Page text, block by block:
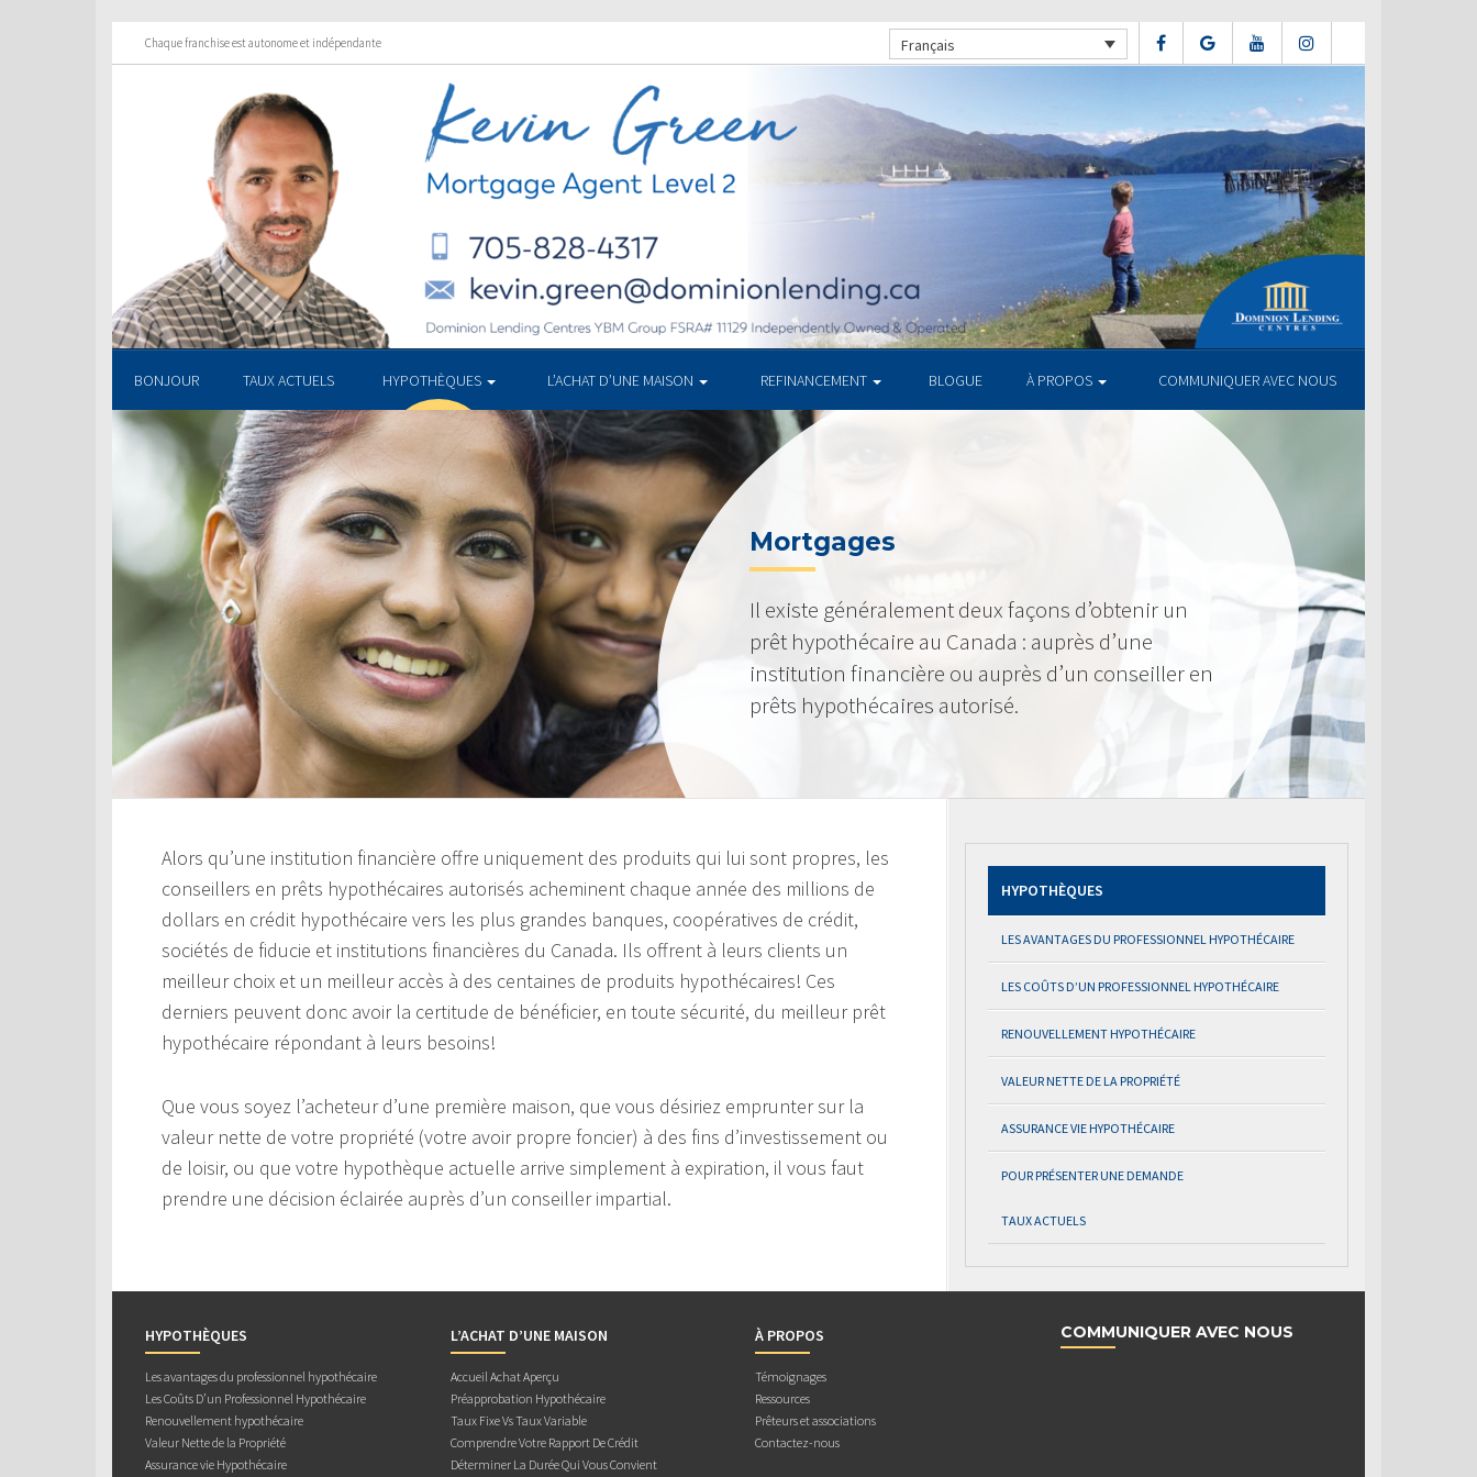
Chaque franchise est autonome et indépendante Français
BONJOUR TAUX ACTUELS HYPOTHÈQUES L’ACHAT D’UNE MAISON REFINANCEMENT BLOGUE À PROPOS COMMUNIQUER AVEC NOUS
Mortgages
Il existe généralement deux façons d’obtenir un
prêt hypothécaire au Canada : auprès d’une
institution financière ou auprès d’un conseiller en
prêts hypothécaires autorisé.
Alors qu’une institution financière offre uniquement des produits qui lui sont propres, les
conseillers en prêts hypothécaires autorisés acheminent chaque année des millions de
dollars en crédit hypothécaire vers les plus grandes banques, coopératives de crédit,
sociétés de fiducie et institutions financières du Canada. Ils offrent à leurs clients un
meilleur choix et un meilleur accès à des centaines de produits hypothécaires! Ces
derniers peuvent donc avoir la certitude de bénéficier, en toute sécurité, du meilleur prêt
hypothécaire répondant à leurs besoins!
Que vous soyez l’acheteur d’une première maison, que vous désiriez emprunter sur la
valeur nette de votre propriété (votre avoir propre foncier) à des fins d’investissement ou
de loisir, ou que votre hypothèque actuelle arrive simplement à expiration, il vous faut
prendre une décision éclairée auprès d’un conseiller impartial.
HYPOTHÈQUES
LES AVANTAGES DU PROFESSIONNEL HYPOTHÉCAIRE
LES COÛTS D’UN PROFESSIONNEL HYPOTHÉCAIRE
RENOUVELLEMENT HYPOTHÉCAIRE
VALEUR NETTE DE LA PROPRIÉTÉ
ASSURANCE VIE HYPOTHÉCAIRE
POUR PRÉSENTER UNE DEMANDE
TAUX ACTUELS
HYPOTHÈQUES
Les avantages du professionnel hypothécaire
Les Coûts D’un Professionnel Hypothécaire
Renouvellement hypothécaire
Valeur Nette de la Propriété
Assurance vie Hypothécaire
L’ACHAT D’UNE MAISON
Accueil Achat Aperçu
Préapprobation Hypothécaire
Taux Fixe Vs Taux Variable
Comprendre Votre Rapport De Crédit
Déterminer La Durée Qui Vous Convient
À PROPOS
Témoignages
Ressources
Prêteurs et associations
Contactez-nous
COMMUNIQUER AVEC NOUS